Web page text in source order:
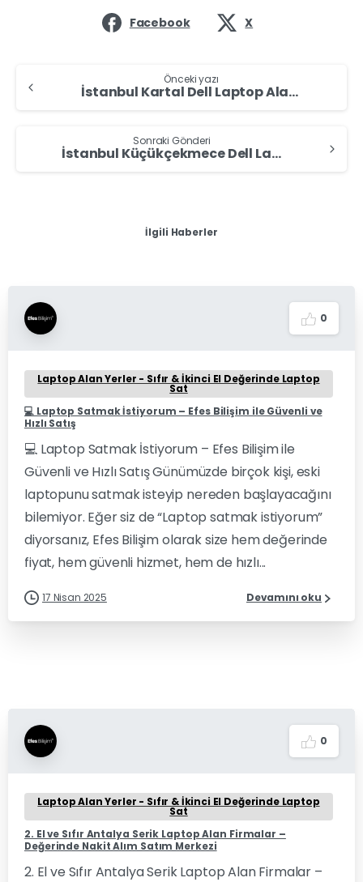
Facebook X
Önceki yazı
İstanbul Kartal Dell Laptop Alan Yerler – Dell Laptop Sat
Sonraki Gönderi
İstanbul Küçükçekmece Dell Laptop Alan Yerler – Dell Laptop Sat
İlgili Haberler
0
Laptop Alan Yerler - Sıfır & İkinci El Değerinde Laptop
Sat
💻 Laptop Satmak İstiyorum – Efes Bilişim ile Güvenli ve
Hızlı Satış
💻 Laptop Satmak İstiyorum – Efes Bilişim ile
Güvenli ve Hızlı Satış Günümüzde birçok kişi, eski
laptopunu satmak isteyip nereden başlayacağını
bilemiyor. Eğer siz de “Laptop satmak istiyorum”
diyorsanız, Efes Bilişim olarak size hem değerinde
fiyat, hem güvenli hizmet, hem de hızlı...
17 Nisan 2025 Devamını oku
0
Laptop Alan Yerler - Sıfır & İkinci El Değerinde Laptop
Sat
2. El ve Sıfır Antalya Serik Laptop Alan Firmalar –
Değerinde Nakit Alım Satım Merkezi
2. El ve Sıfır Antalya Serik Laptop Alan Firmalar –